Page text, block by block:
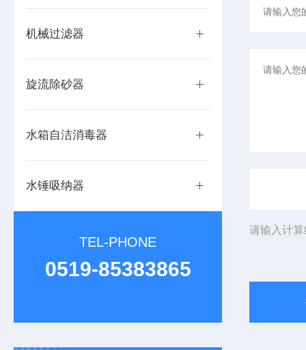
机械过滤器
旋流除砂器
水箱自洁消毒器
水锤吸纳器
TEL-PHONE
0519-85383865
请输入计